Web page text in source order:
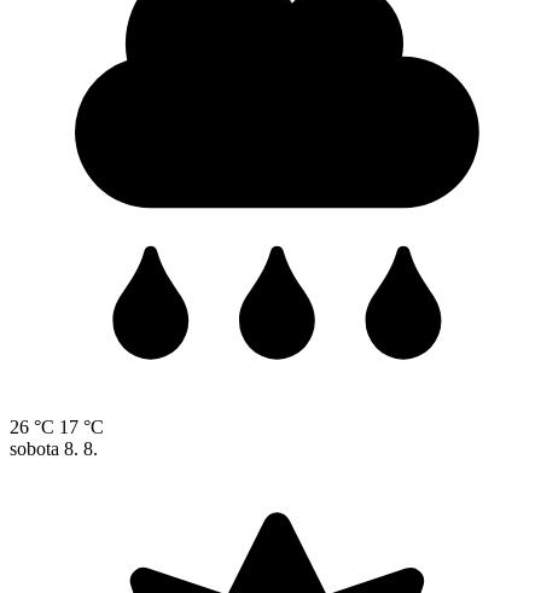
26 °C 17 °C
sobota 8. 8.